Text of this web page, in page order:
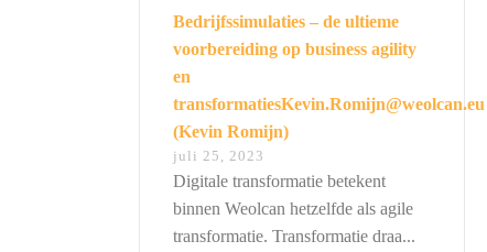
Bedrijfssimulaties – de ultieme
voorbereiding op business agility
en
transformatiesKevin.Romijn@weolcan.eu
(Kevin Romijn)
juli 25, 2023
Digitale transformatie betekent
binnen Weolcan hetzelfde als agile
transformatie. Transformatie draa...